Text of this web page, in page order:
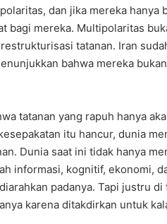
dan jika mereka hanya
bagi mereka. Multipolaritas
tatanan. Iran
bahwa mereka
tatanan yang rapuh hanya
itu hancur, dunia
Dunia saat ini tidak hanya
informasi, kognitif, ekonomi,
padanya. Tapi justru
karena ditakdirkan untuk